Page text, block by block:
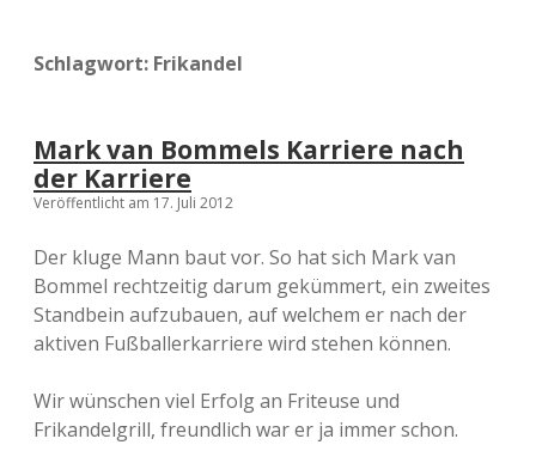
Schlagwort: Frikandel
Mark van Bommels Karriere nach
der Karriere
Veröffentlicht am 17. Juli 2012
Der kluge Mann baut vor. So hat sich Mark van
Bommel rechtzeitig darum gekümmert, ein zweites
Standbein aufzubauen, auf welchem er nach der
aktiven Fußballerkarriere wird stehen können.
Wir wünschen viel Erfolg an Friteuse und
Frikandelgrill, freundlich war er ja immer schon.